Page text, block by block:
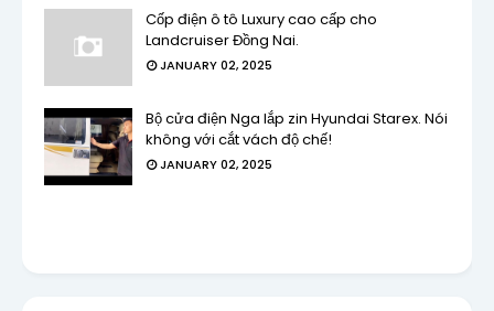
Cốp điện ô tô Luxury cao cấp cho
Landcruiser Đồng Nai.
JANUARY 02, 2025
Bộ cửa điện Nga lắp zin Hyundai Starex. Nói
không với cắt vách độ chế!
JANUARY 02, 2025